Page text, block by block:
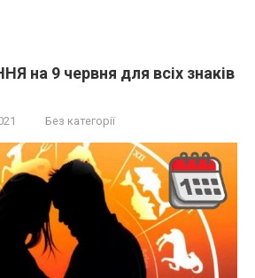
на 9 червня для всіх знаків
Без категорії